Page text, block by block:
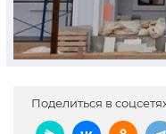
Поделиться в